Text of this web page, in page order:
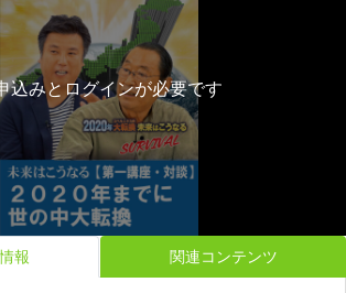
込みとログインが必要です
報 関連コンテンツ